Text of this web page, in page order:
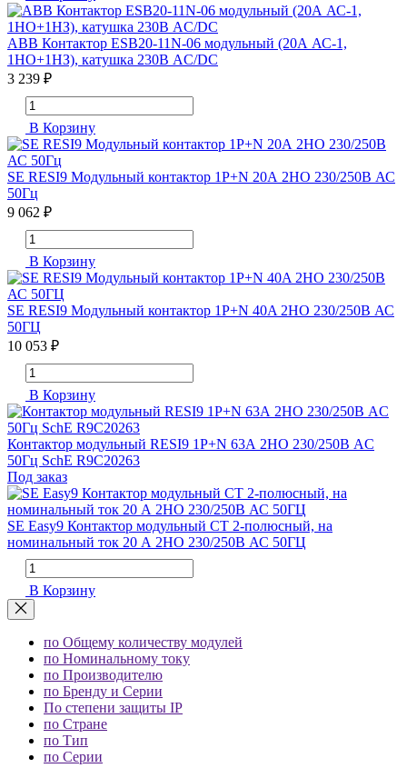
ABB Контактор ESB20-11N-06 модульный (20А АС-1,
1НО+1НЗ), катушка 230В AC/DC
3 239 ₽
В Корзину
SE RESI9 Модульный контактор 1P+N 20А 2НО 230/250В АС
50Гц
9 062 ₽
В Корзину
SE RESI9 Модульный контактор 1P+N 40A 2НО 230/250В АС
50ГЦ
10 053 ₽
В Корзину
Контактор модульный RESI9 1P+N 63А 2НО 230/250В AC
50Гц SchE R9C20263
Под заказ
SE Easy9 Контактор модульный CT 2-полюсный, на
номинальный ток 20 А 2НО 230/250В АС 50ГЦ
В Корзину
по Общему количеству модулей
по Номинальному току
по Производителю
по Бренду и Серии
По степени защиты IP
по Стране
по Тип
по Серии